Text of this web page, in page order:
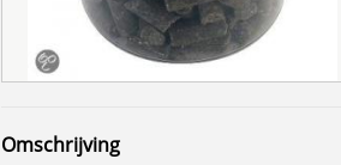
Omschrijving